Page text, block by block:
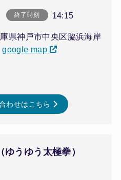
終了時刻 14:15
県神戸市中央区脇浜海岸
google map
わせはこちら
うゆう太極拳）